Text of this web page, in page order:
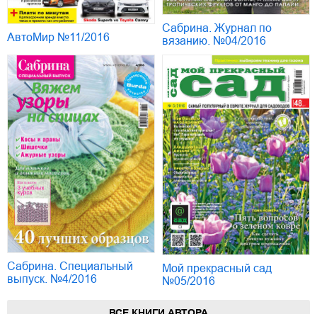
АвтоМир №11/2016
Сабрина. Журнал по
вязанию. №04/2016
Сабрина. Специальный
выпуск. №4/2016
Мой прекрасный сад
№05/2016